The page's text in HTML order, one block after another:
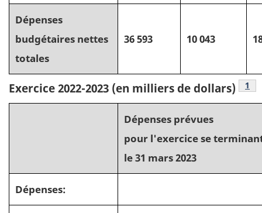
Dépenses
budgétaires nettes
totales
36 593 10 043
Exercice 2022-2023 (en milliers de dollars) 1
Dépenses prévues
pour l'exercice se
le 31 mars 2023
Dépenses: